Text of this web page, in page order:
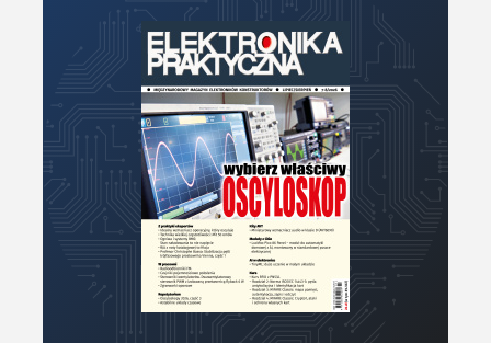
Optoelektronika
Podstawy elektroniki
Podzespoły bierne
Półprzewodniki
Pomiary i testy
Projektowanie